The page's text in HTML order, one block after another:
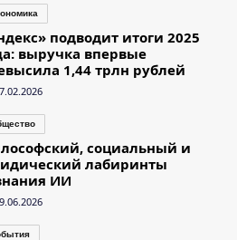
подводит итоги 2025
выручка впервые
1,44 трлн рублей
социальный и
лабиринты
ИИ